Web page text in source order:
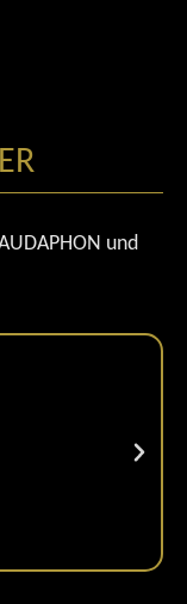
und